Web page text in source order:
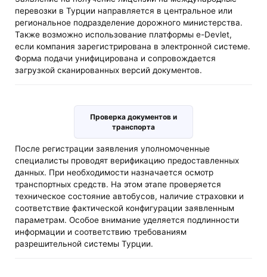
перевозки в Турции направляется в центральное или
региональное подразделение дорожного министерства.
Также возможно использование платформы e-Devlet,
если компания зарегистрирована в электронной системе.
Форма подачи унифицирована и сопровождается
загрузкой сканированных версий документов.
Проверка документов и
транспорта
После регистрации заявления уполномоченные
специалисты проводят верификацию предоставленных
данных. При необходимости назначается осмотр
транспортных средств. На этом этапе проверяется
техническое состояние автобусов, наличие страховки и
соответствие фактической конфигурации заявленным
параметрам. Особое внимание уделяется подлинности
информации и соответствию требованиям
разрешительной системы Турции.